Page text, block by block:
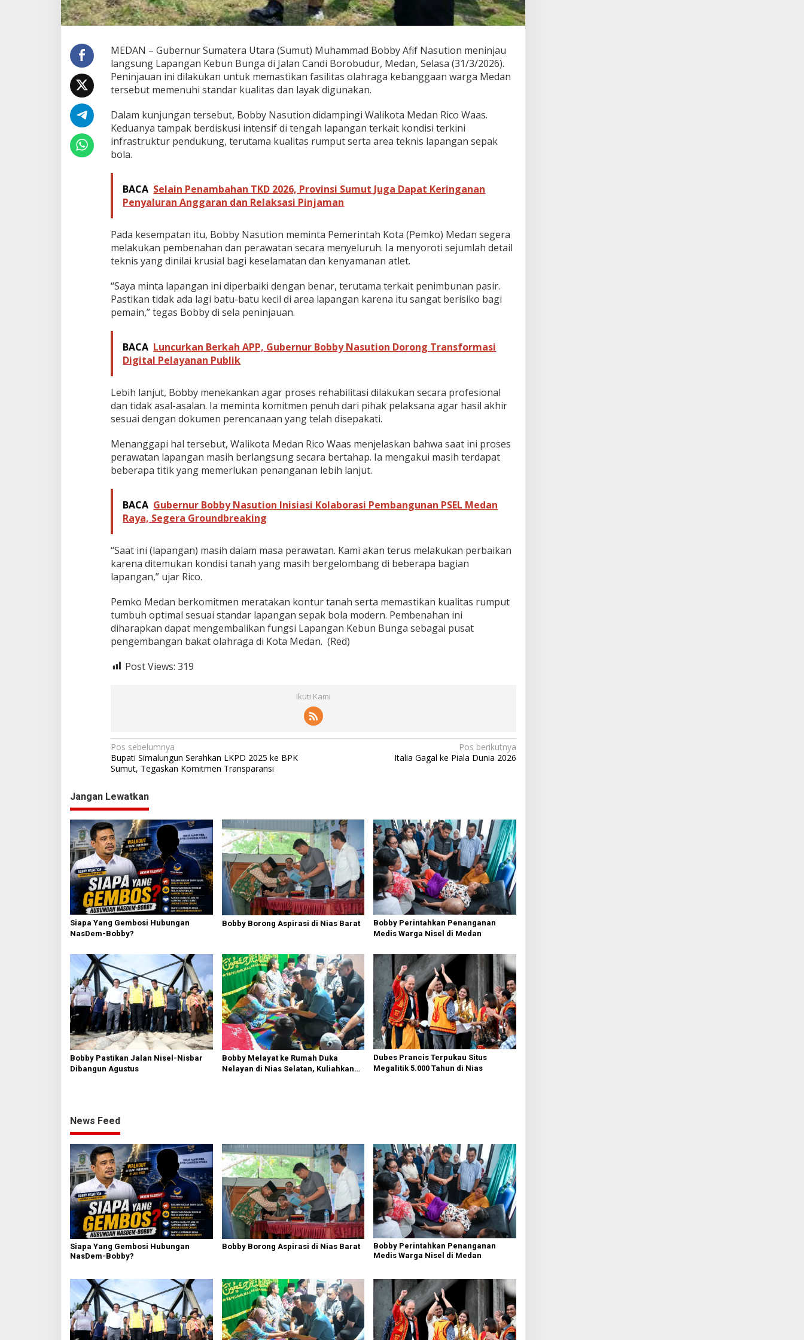
a
,
M
n
t
a
P
e
a
w
a
i
l
u
k
n
r
o
e
i
o
n
MEDAN – Gubernur Sumatera Utara (Sumut) Muhammad Bobby Afif Nasution meninjau
langsung Lapangan Kebun Bunga di Jalan Candi Borobudur, Medan, Selasa (31/3/2026).
Peninjauan ini dilakukan untuk memastikan fasilitas olahraga kebanggaan warga Medan
tersebut memenuhi standar kualitas dan layak digunakan.
Dalam kunjungan tersebut, Bobby Nasution didampingi Walikota Medan Rico Waas.
Keduanya tampak berdiskusi intensif di tengah lapangan terkait kondisi terkini
infrastruktur pendukung, terutama kualitas rumput serta area teknis lapangan sepak
bola.
BACA Selain Penambahan TKD 2026, Provinsi Sumut Juga Dapat Keringanan
Penyaluran Anggaran dan Relaksasi Pinjaman
Pada kesempatan itu, Bobby Nasution meminta Pemerintah Kota (Pemko) Medan segera
melakukan pembenahan dan perawatan secara menyeluruh. Ia menyoroti sejumlah detail
teknis yang dinilai krusial bagi keselamatan dan kenyamanan atlet.
“Saya minta lapangan ini diperbaiki dengan benar, terutama terkait penimbunan pasir.
Pastikan tidak ada lagi batu-batu kecil di area lapangan karena itu sangat berisiko bagi
pemain,” tegas Bobby di sela peninjauan.
BACA Luncurkan Berkah APP, Gubernur Bobby Nasution Dorong Transformasi
Digital Pelayanan Publik
Lebih lanjut, Bobby menekankan agar proses rehabilitasi dilakukan secara profesional
dan tidak asal-asalan. Ia meminta komitmen penuh dari pihak pelaksana agar hasil akhir
sesuai dengan dokumen perencanaan yang telah disepakati.
Menanggapi hal tersebut, Walikota Medan Rico Waas menjelaskan bahwa saat ini proses
perawatan lapangan masih berlangsung secara bertahap. Ia mengakui masih terdapat
beberapa titik yang memerlukan penanganan lebih lanjut.
BACA Gubernur Bobby Nasution Inisiasi Kolaborasi Pembangunan PSEL Medan
Raya, Segera Groundbreaking
“Saat ini (lapangan) masih dalam masa perawatan. Kami akan terus melakukan perbaikan
karena ditemukan kondisi tanah yang masih bergelombang di beberapa bagian
lapangan,” ujar Rico.
Pemko Medan berkomitmen meratakan kontur tanah serta memastikan kualitas rumput
tumbuh optimal sesuai standar lapangan sepak bola modern. Pembenahan ini
diharapkan dapat mengembalikan fungsi Lapangan Kebun Bunga sebagai pusat
pengembangan bakat olahraga di Kota Medan. (Red)
Post Views: 319
Ikuti Kami
N
a
i
g
a
s
i
p
o
s
Pos sebelumnya
Bupati Simalungun Serahkan LKPD 2025 ke BPK
Sumut, Tegaskan Komitmen Transparansi
Pos berikutnya
Italia Gagal ke Piala Dunia 2026
Jangan Lewatkan
Siapa Yang Gembosi Hubungan
NasDem-Bobby?
Bobby Borong Aspirasi di Nias Barat
Bobby Perintahkan Penanganan
Medis Warga Nisel di Medan
Bobby Pastikan Jalan Nisel-Nisbar
Dibangun Agustus
Bobby Melayat ke Rumah Duka
Nelayan di Nias Selatan, Kuliahkan
Dubes Prancis Terpukau Situs
Megalitik 5.000 Tahun di Nias
News Feed
Siapa Yang Gembosi Hubungan
NasDem-Bobby?
Bobby Borong Aspirasi di Nias Barat
Bobby Perintahkan Penanganan
Medis Warga Nisel di Medan